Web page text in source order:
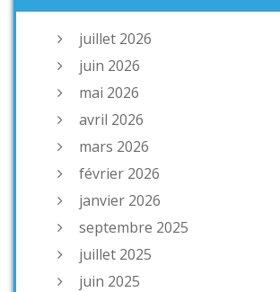
juillet 2026
juin 2026
mai 2026
avril 2026
mars 2026
février 2026
janvier 2026
septembre 2025
juillet 2025
juin 2025